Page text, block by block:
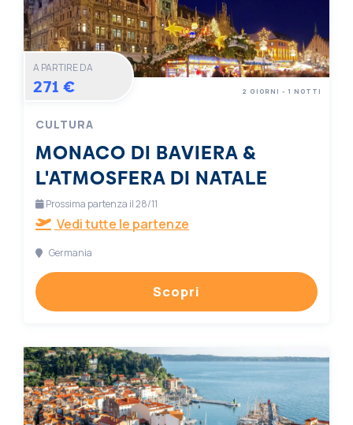
A PARTIRE DA
271 €
CULTURA
MONACO DI BAVIERA &
L'ATMOSFERA DI NATALE
2 GIORNI - 1 NOTTI
Prossima partenza il 28/11
Vedi tutte le partenze
Germania
Scopri